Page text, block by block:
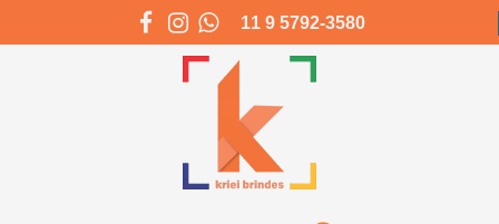
11 9 5792-3580